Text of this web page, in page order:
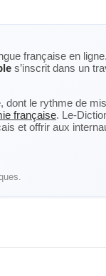
française en
s’inscrit dans un
dont le rythme de
française. Le-
et offrir aux